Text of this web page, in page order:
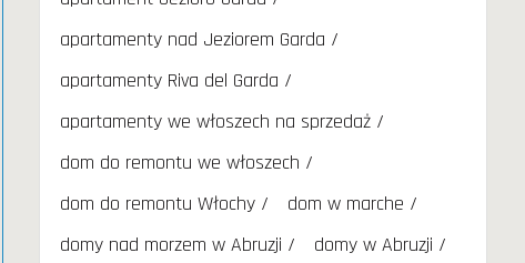
apartamenty nad Jeziorem Garda
apartamenty Riva del Garda
apartamenty we włoszech na sprzedaż
dom do remontu we włoszech
dom do remontu Włochy
dom w marche
domy nad morzem w Abruzji
domy w Abruzji